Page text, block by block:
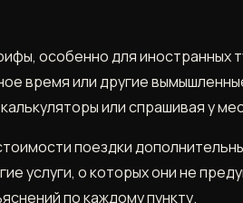
особенно для иностранных
время или другие
или спрашивая у
поездки
услуги, о которых они не
по каждому пункту.